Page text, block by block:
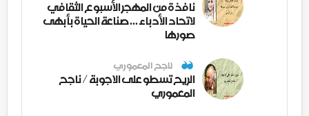
نافذة من المهجر الأسبوع الثقافي
لاتحاد الأدباء ... صناعة الحياة بأبهى
صورها
ناجح المعموري
الريح تسطو على الاجوبة / ناجح
المعموري